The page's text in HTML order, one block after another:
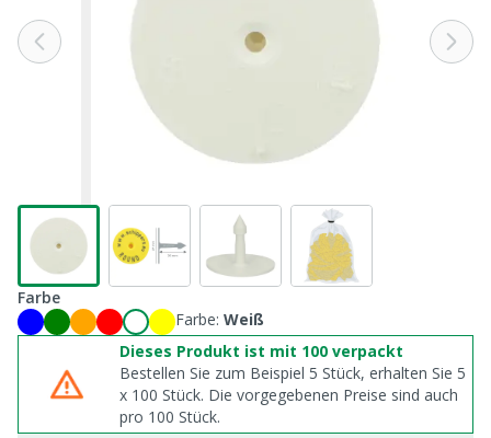
Farbe
Farbe: Weiß
Dieses Produkt ist mit 100 verpackt
Bestellen Sie zum Beispiel 5 Stück, erhalten Sie 5
x 100 Stück. Die vorgegebenen Preise sind auch
pro 100 Stück.